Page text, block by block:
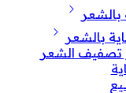
بالشعر
بالشعر
تصفيف الشعر